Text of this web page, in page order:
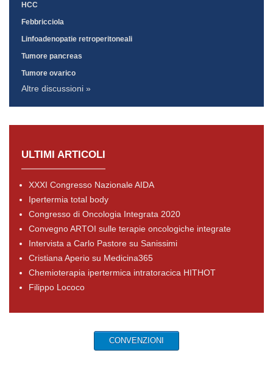
HCC
Febbricciola
Linfoadenopatie retroperitoneali
Tumore pancreas
Tumore ovarico
Altre discussioni »
ULTIMI ARTICOLI
XXXI Congresso Nazionale AIDA
Ipertermia total body
Congresso di Oncologia Integrata 2020
Convegno ARTOI sulle terapie oncologiche integrate
Intervista a Carlo Pastore su Sanissimi
Cristiana Aperio su Medicina365
Chemioterapia ipertermica intratoracica HITHOT
Filippo Lococo
CONVENZIONI